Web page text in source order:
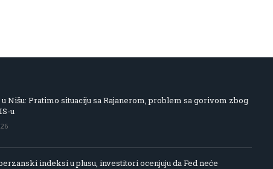
Nišu: Pratimo situaciju sa Rajanerom, problem sa gorivom zbog
u
indeksi u plusu, investitori ocenjuju da Fed neće